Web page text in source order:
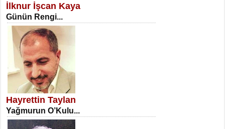
NECLA DİLEK ARSLAN
Öğretmenler Günü Mahkemesi...
İlknur İşcan Kaya
Günün Rengi...
Hayrettin Taylan
Yağmurun O’Kulu...